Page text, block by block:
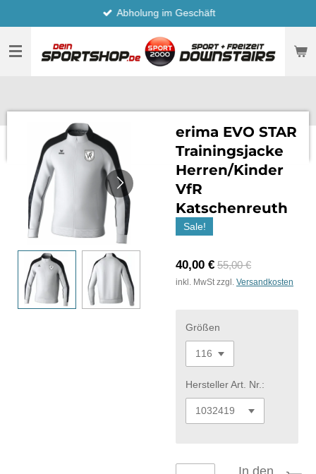
Hauptinhalt
springen
Abholung im Geschäft
erima EVO STAR
Trainingsjacke
Herren/Kinder
VfR
Katschenreuth
Sale!
40,00 € 55,00 €
inkl. MwSt zzgl. Versandkosten
Größen
Hersteller Art. Nr.:
In den